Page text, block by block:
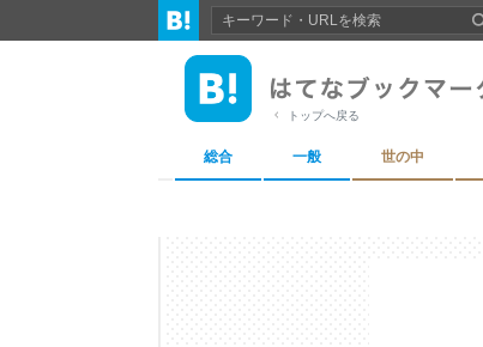
トップへ戻る
総合 一般 世の中